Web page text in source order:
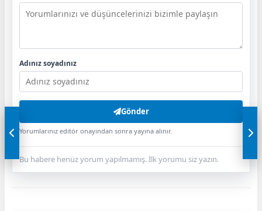
Adınız soyadınız
Gönder
Yorumlarınız editör onayından sonra yayına alınır.
Bu habere henüz yorum yapılmamış. İlk yorumu siz yazın.